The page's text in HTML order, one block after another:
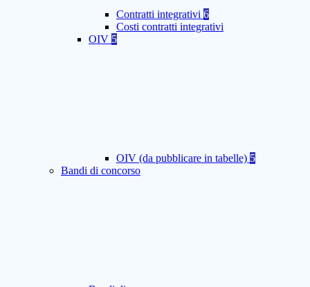
Contratti integrativi 6
Costi contratti integrativi
OIV 5
OIV (da pubblicare in tabelle) 5
Bandi di concorso